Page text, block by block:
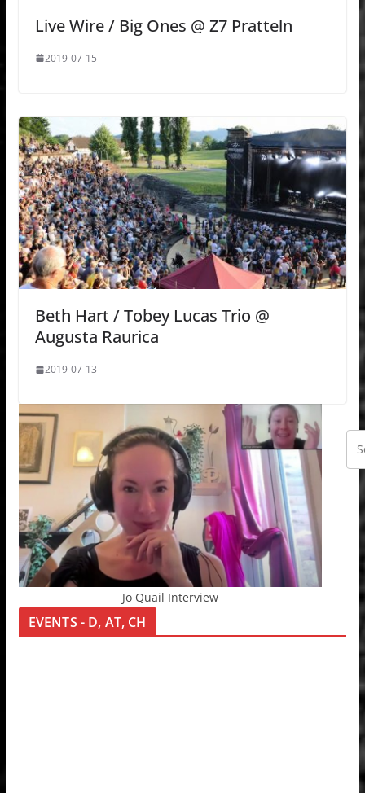
Live Wire / Big Ones @ Z7 Pratteln
2019-07-15
Beth Hart / Tobey Lucas Trio @
Augusta Raurica
2019-07-13
Jo Quail Interview
EVENTS - D, AT, CH